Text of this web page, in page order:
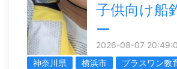
子供向け船
ー
2026-08-07
神奈川県
横浜市 プラスワン教